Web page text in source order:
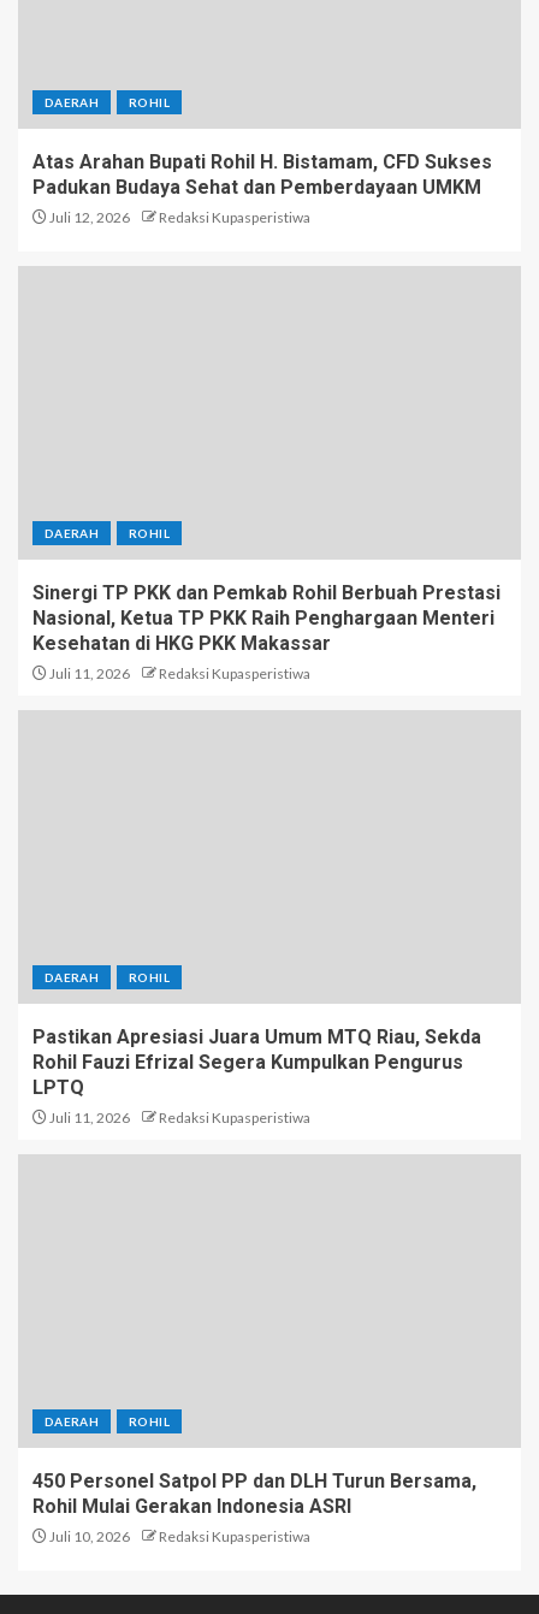
DAERAH ROHIL
Atas Arahan Bupati Rohil H. Bistamam, CFD Sukses
Padukan Budaya Sehat dan Pemberdayaan UMKM
Juli 12, 2026 Redaksi Kupasperistiwa
DAERAH ROHIL
Sinergi TP PKK dan Pemkab Rohil Berbuah Prestasi
Nasional, Ketua TP PKK Raih Penghargaan Menteri
Kesehatan di HKG PKK Makassar
Juli 11, 2026 Redaksi Kupasperistiwa
DAERAH ROHIL
Pastikan Apresiasi Juara Umum MTQ Riau, Sekda
Rohil Fauzi Efrizal Segera Kumpulkan Pengurus
LPTQ
Juli 11, 2026 Redaksi Kupasperistiwa
DAERAH ROHIL
450 Personel Satpol PP dan DLH Turun Bersama,
Rohil Mulai Gerakan Indonesia ASRI
Juli 10, 2026 Redaksi Kupasperistiwa